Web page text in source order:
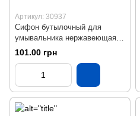
Артикул: 30937
Сифон бутылочный для
умывальника нержавеющая
сталь KronoPlast Т-1050
101.00 грн